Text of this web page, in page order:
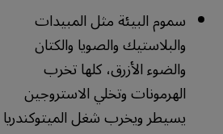
سموم البيئة مثل المبيدات
والبلاستيك والصويا والكتان
والضوء الأزرق، كلها تخرب
الهرمونات وتخلي الاستروجين
يسيطر ويخرب شغل الميتوكندريا